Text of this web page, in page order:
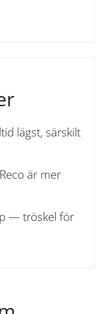
lägst, särskilt
är mer
— tröskel för